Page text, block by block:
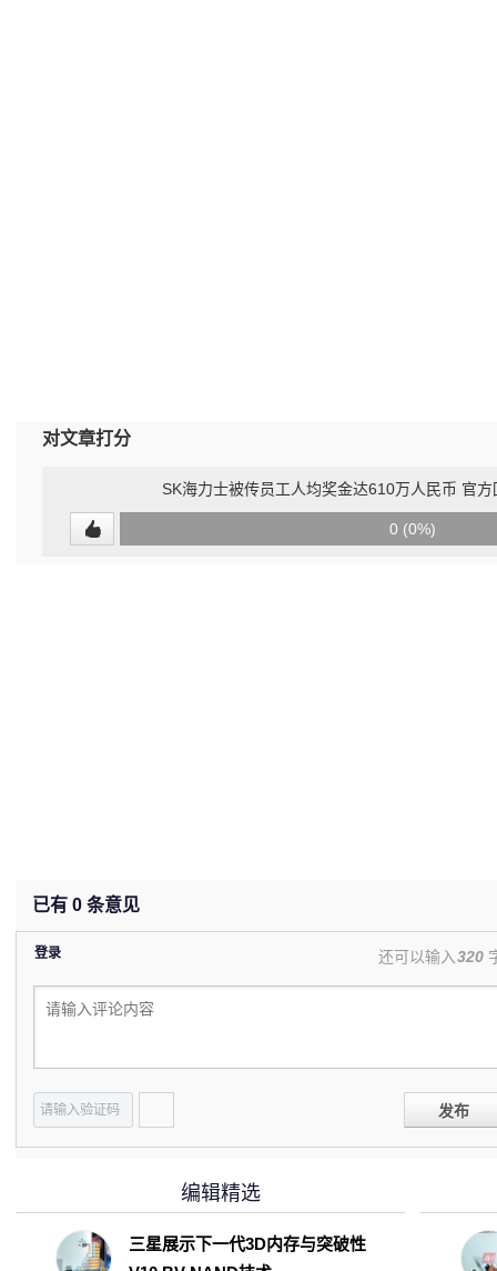
对文章打分
SK海力士被传员工人均奖金达610万人民币 官
0 (0%)
已有 0 条意见
登录 还可以输入320
发布
编辑精选
三星展示下一代3D内存与突破性